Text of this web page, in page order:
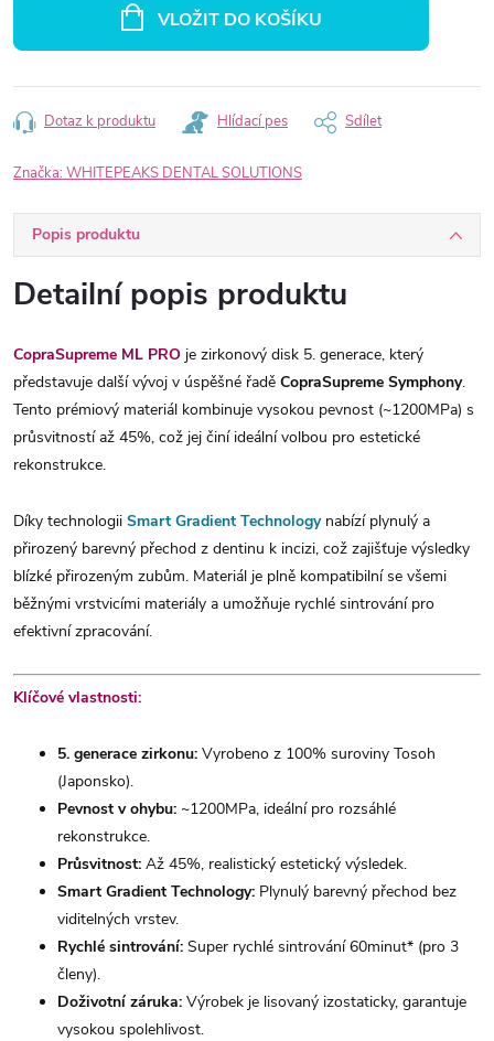
VLOŽIT DO KOŠÍKU
Dotaz k produktu Hlídací pes Sdílet
Značka: WHITEPEAKS DENTAL SOLUTIONS
Popis produktu
Detailní popis produktu
CopraSupreme ML PRO je zirkonový disk 5. generace, který
představuje další vývoj v úspěšné řadě CopraSupreme Symphony.
Tento prémiový materiál kombinuje vysokou pevnost (~1200MPa) s
průsvitností až 45%, což jej činí ideální volbou pro estetické
rekonstrukce.
Díky technologii Smart Gradient Technology nabízí plynulý a
přirozený barevný přechod z dentinu k incizi, což zajišťuje výsledky
blízké přirozeným zubům. Materiál je plně kompatibilní se všemi
běžnými vrstvicími materiály a umožňuje rychlé sintrování pro
efektivní zpracování.
Klíčové vlastnosti:
5. generace zirkonu: Vyrobeno z 100% suroviny Tosoh
(Japonsko).
Pevnost v ohybu: ~1200MPa, ideální pro rozsáhlé
rekonstrukce.
Průsvitnost: Až 45%, realistický estetický výsledek.
Smart Gradient Technology: Plynulý barevný přechod bez
viditelných vrstev.
Rychlé sintrování: Super rychlé sintrování 60minut* (pro 3
členy).
Doživotní záruka: Výrobek je lisovaný izostaticky, garantuje
vysokou spolehlivost.